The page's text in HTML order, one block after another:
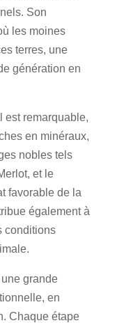
Son
les moines
terres, une
génération en
est remarquable,
en minéraux,
nobles tels
et le
favorable de la
également à
conditions
grande
en
Chaque étape